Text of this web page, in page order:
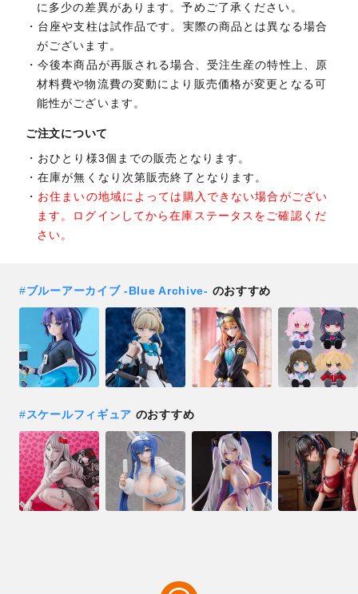
に多少の差異があります。予めご了承ください。
台座や支柱は試作品です。実際の商品とは異なる場合
がございます。
今後本商品が再販される場合、受注生産の特性上、原
材料費や物流費の変動により販売価格が変更となる可
能性がございます。
ご注文について
おひとり様3個までの販売となります。
在庫が無くなり次第販売終了となります。
お住まいの地域によっては購入できない場合がござい
ます。ログインしてから在庫ステータスをご確認くだ
さい。
#ブルーアーカイブ -Blue Archive- のおすすめ
#スケールフィギュア のおすすめ